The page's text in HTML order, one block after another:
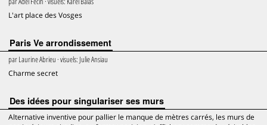
L'art place des Vosges
Paris Ve arrondissement
parLaurine Abrieu · visuels: Julie Ansiau
Charme secret
Des idées pour singulariser ses murs
Alternative inventive pour pallier le manque de mètres carrés, les murs de